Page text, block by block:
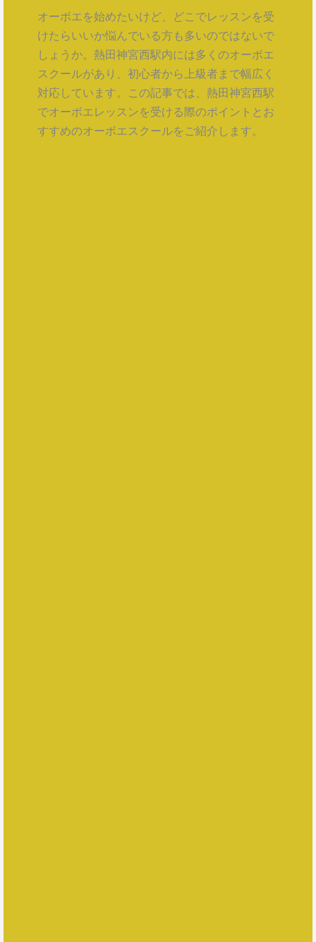
オーボエを始めたいけど、どこでレッスンを受
けたらいいか悩んでいる方も多いのではないで
しょうか。熱田神宮西駅内には多くのオーボエ
スクールがあり、初心者から上級者まで幅広く
対応しています。この記事では、熱田神宮西駅
でオーボエレッスンを受ける際のポイントとお
すすめのオーボエスクールをご紹介します。